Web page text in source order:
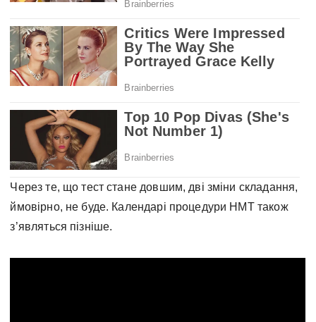
Через те, що тест стане довшим, дві зміни складання,
ймовірно, не буде. Календарі процедури НМТ також
з’являться пізніше.